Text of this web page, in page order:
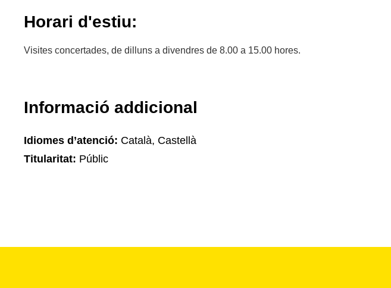
Horari d'estiu:
Visites concertades, de dilluns a divendres de 8.00 a 15.00 hores.
Informació addicional
Idiomes d’atenció: Català, Castellà
Titularitat: Públic